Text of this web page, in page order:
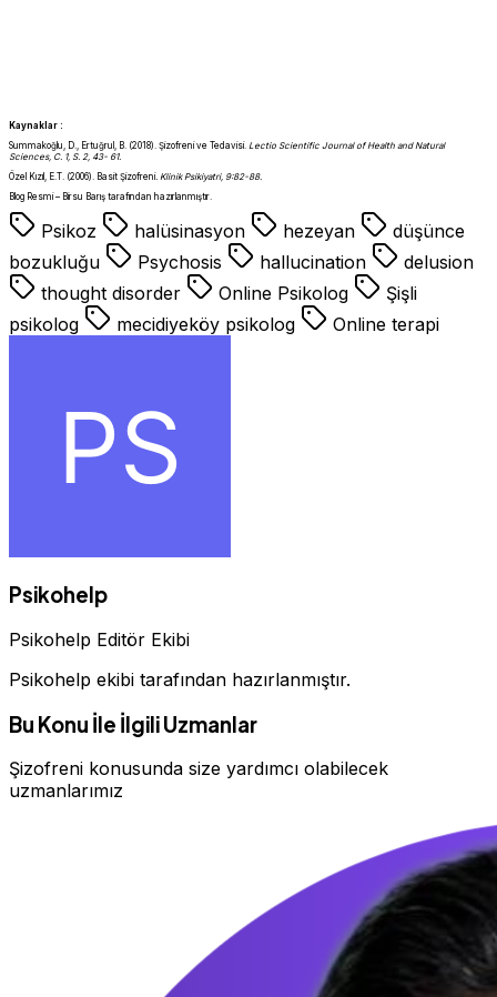
Kaynaklar :
Summakoğlu, D., Ertuğrul, B. (2018). Şizofreni ve Tedavisi. L ectio Scientific Journal of Health and Natural
Sciences, C. 1, S. 2, 43- 61.
Özel Kızıl, E.T. (2006). Basit Şizofreni. Klinik Psikiyatri, 9:82-88.
Blog Resmi – Birsu Barış tarafından hazırlanmıştır.
Psikoz halüsinasyon hezeyan
düşünce
bozukluğu
Psychosis hallucination
delusion
thought disorder
Online Psikolog
Şişli
psikolog
mecidiyeköy psikolog Online terapi
Psikohelp
Psikohelp Editör Ekibi
Psikohelp ekibi tarafından hazırlanmıştır.
Bu Konu İle İlgili Uzmanlar
Şizofreni konusunda size yardımcı olabilecek
uzmanlarımız